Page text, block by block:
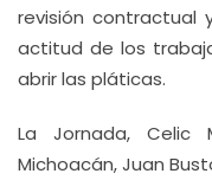
revisión contractual
actitud de los
abrir las pláticas.
La Jornada, Celic
Michoacán, Juan